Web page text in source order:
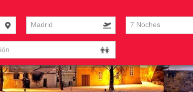
Madrid 7 Noches